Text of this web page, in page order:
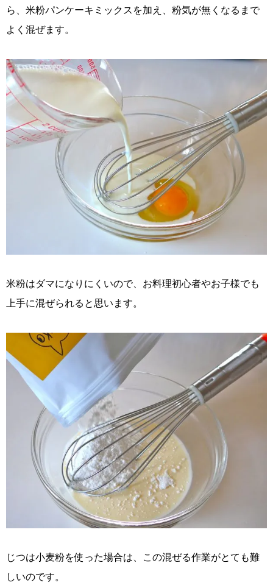
ら、米粉パンケーキミックスを加え、粉気が無くなるまで
よく混ぜます。
米粉はダマになりにくいので、お料理初心者やお子様でも
上手に混ぜられると思います。
じつは小麦粉を使った場合は、この混ぜる作業がとても難
しいのです。